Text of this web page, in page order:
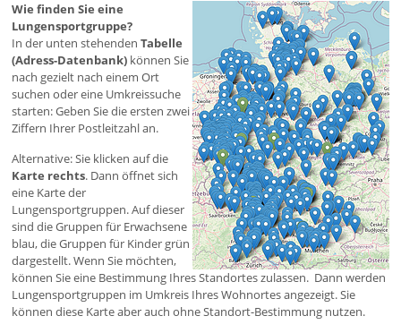
Wie finden Sie eine
Lungensportgruppe?
In der unten stehenden Tabelle
(Adress-Datenbank) können Sie
nach gezielt nach einem Ort
suchen oder eine Umkreissuche
starten: Geben Sie die ersten zwei
Ziffern Ihrer Postleitzahl an.
Alternative: Sie klicken auf die
Karte rechts. Dann öffnet sich
eine Karte der
Lungensportgruppen. Auf dieser
sind die Gruppen für Erwachsene
blau, die Gruppen für Kinder grün
dargestellt. Wenn Sie möchten,
können Sie eine Bestimmung Ihres Standortes zulassen. Dann werden
Lungensportgruppen im Umkreis Ihres Wohnortes angezeigt. Sie
können diese Karte aber auch ohne Standort-Bestimmung nutzen.